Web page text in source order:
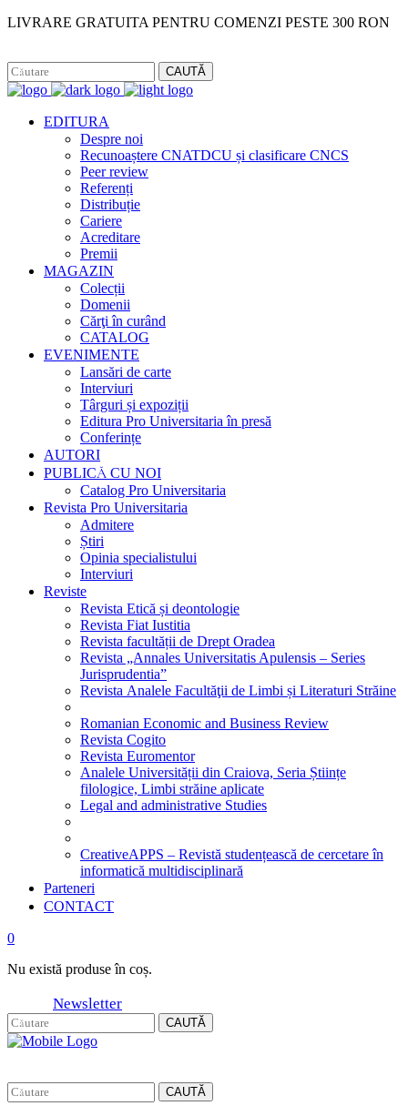
LIVRARE GRATUITA PENTRU COMENZI PESTE 300 RON
CAUTĂ
EDITURA
Despre noi
Recunoaștere CNATDCU și clasificare CNCS
Peer review
Referenți
Distribuție
Cariere
Acreditare
Premii
MAGAZIN
Colecții
Domenii
Cărţi în curând
CATALOG
EVENIMENTE
Lansări de carte
Interviuri
Târguri și expoziții
Editura Pro Universitaria în presă
Conferințe
AUTORI
PUBLICĂ CU NOI
Catalog Pro Universitaria
Revista Pro Universitaria
Admitere
Știri
Opinia specialistului
Interviuri
Reviste
Revista Etică și deontologie
Revista Fiat Iustitia
Revista facultății de Drept Oradea
Revista „Annales Universitatis Apulensis – Series
Jurisprudentia”
Revista Analele Facultăţii de Limbi și Literaturi Străine
Romanian Economic and Business Review
Revista Cogito
Revista Euromentor
Analele Universității din Craiova, Seria Științe
filologice, Limbi străine aplicate
Legal and administrative Studies
CreativeAPPS – Revistă studențească de cercetare în
informatică multidisciplinară
Parteneri
CONTACT
0
Nu există produse în coș.
Newsletter
CAUTĂ
CAUTĂ